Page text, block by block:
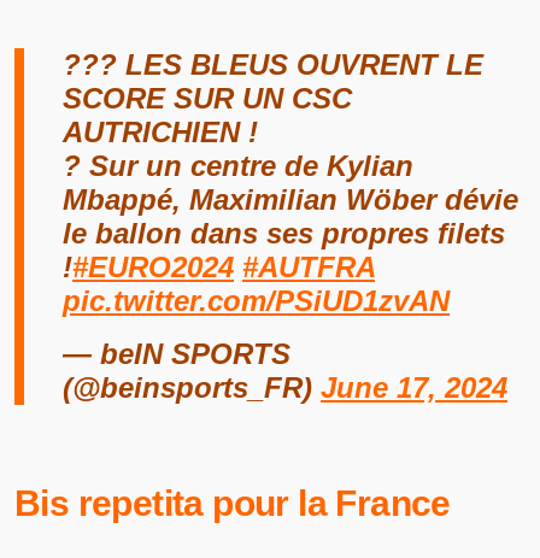
??? LES BLEUS OUVRENT LE
SCORE SUR UN CSC
AUTRICHIEN !
? Sur un centre de Kylian
Mbappé, Maximilian Wöber dévie
le ballon dans ses propres filets
!#EURO2024 #AUTFRA
pic.twitter.com/PSiUD1zvAN
— beIN SPORTS
(@beinsports_FR) June 17, 2024
Bis repetita pour la France